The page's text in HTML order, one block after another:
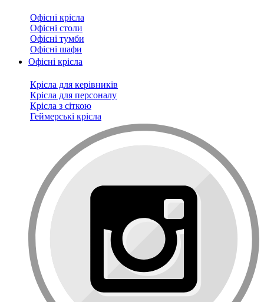
Офісні крісла
Офісні столи
Офісні тумби
Офісні шафи
Офісні крісла
Крісла для керівників
Крісла для персоналу
Крісла з сіткою
Геймерські крісла